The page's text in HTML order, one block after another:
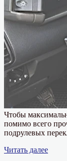
Чтобы
помимо всего
подрулевых
Читать далее